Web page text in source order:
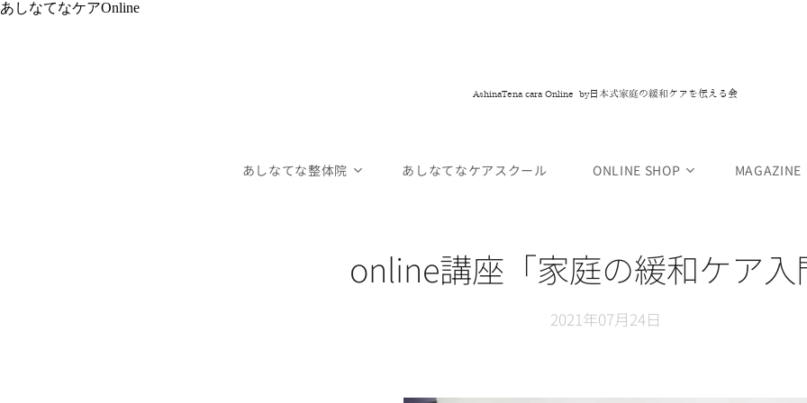
あしなてなケアOnline
AshinaTena cara Online by日本式家庭の緩和ケアを伝える会
あしなてな整体院 あしなてなケアスクール ONLINE SHOP MAGAZINE
online講座 「家庭の緩和ケア入
2021年07月24日